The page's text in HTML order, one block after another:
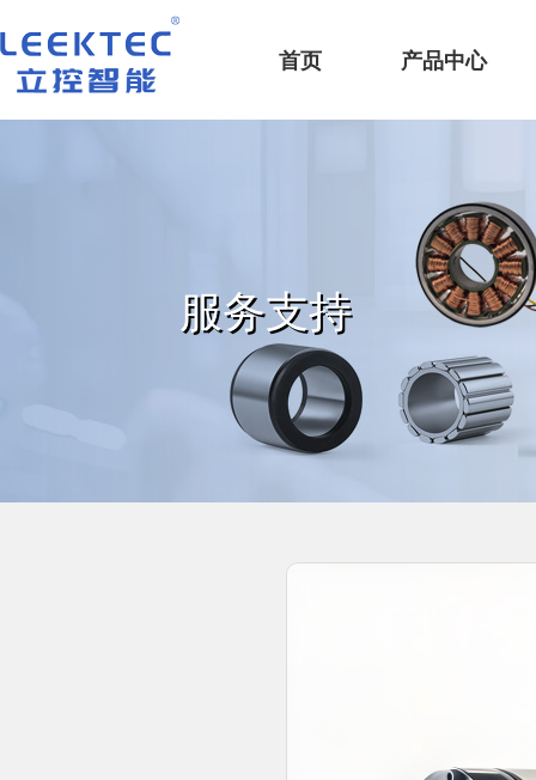
深圳市立控智能科技有限公司
首页
产品中心
服务支持